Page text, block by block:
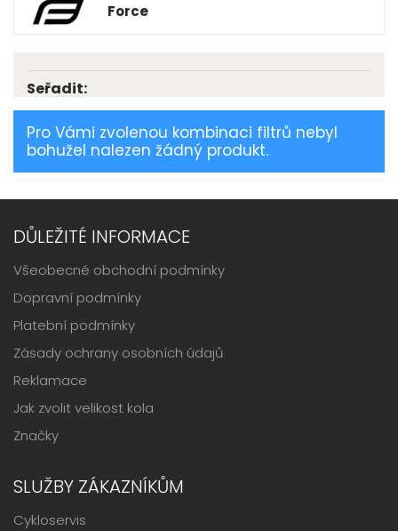
Force
Seřadit:
Pro Vámi zvolenou kombinaci filtrů nebyl
bohužel nalezen žádný produkt.
DŮLEŽITÉ INFORMACE
Všeobecné obchodní podmínky
Dopravní podmínky
Platební podmínky
Zásady ochrany osobních údajů
Reklamace
Jak zvolit velikost kola
Značky
SLUŽBY ZÁKAZNÍKŮM
Cykloservis